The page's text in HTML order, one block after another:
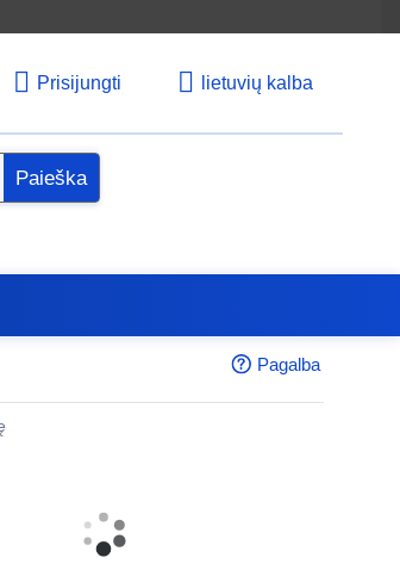
Prisijungti lietuvių kalba
Paieška
Pagalba